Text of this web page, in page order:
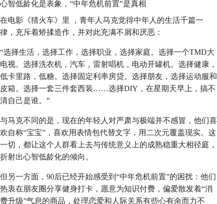
心智低龄化是表象，“中年危机前置”是真相
在电影《猜火车》里 ，青年人马克觉得中年人的生活千篇一
律，充斥着矫揉造作，并对此充满不屑和厌恶：
“选择生活，选择工作，选择职业，选择家庭。选择一个TMD大
电视。选择洗衣机，汽车，雷射唱机，电动开罐机。选择健康，
低卡里路，低糖。选择固定利率房贷。选择朋友，选择运动服和
皮箱。选择一套三件套西装……选择DIY，在星期天早上，搞不
清自己是谁。”
与马克不同的是，现在的年轻人对严肃与极端并不感冒，他们喜
欢自称“宝宝”，喜欢用表情包代替文字，用二次元覆盖现实。这
一切，都让这个人群看上去与传统意义上的成熟稳重大相径庭，
折射出心智低龄化的倾向。
但另一方面，90后已经开始感受到“中年危机前置”的困扰：他们
热衷在朋友圈分享健身打卡，愿意为知识付费，偏爱散发着“消
费升级”气息的商品，处理恋爱和人际关系有些心有余而力不